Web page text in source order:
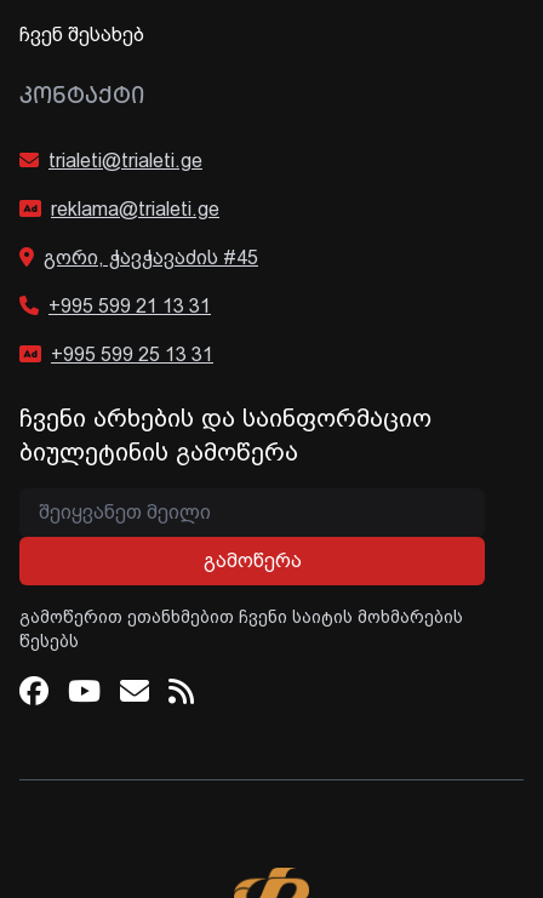
ჩვენ შესახებ
ᲙᲝᲜᲢᲐᲥᲢᲘ
trialeti@trialeti.ge
reklama@trialeti.ge
გორი, ჭავჭავაძის #45
+995 599 21 13 31
+995 599 25 13 31
ჩვენი არხების და საინფორმაციო
ბიულეტინის გამოწერა
გამოწერა
გამოწერით ეთანხმებით ჩვენი საიტის მოხმარების
წესებს
Facebook
Youtube
Email
RSS